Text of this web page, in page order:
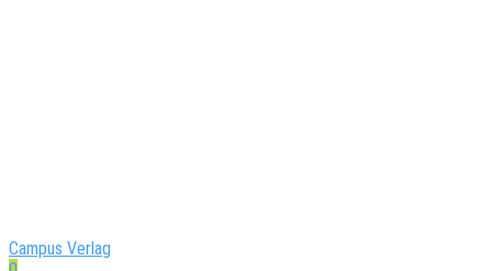
Campus Verlag